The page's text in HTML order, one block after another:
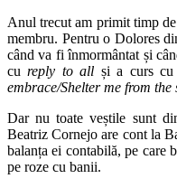
Anul trecut am primit timp
membru. Pentru o Dolores
când va fi înmormântat și
cureply to all și a curs cu
embrace/Shelter me from
Dar nu toate veștile sunt
Beatriz Cornejo are cont la
balanța ei contabilă, pe care
pe roze cu banii.